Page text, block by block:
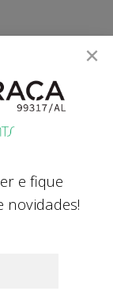
×
e fique
novidades!